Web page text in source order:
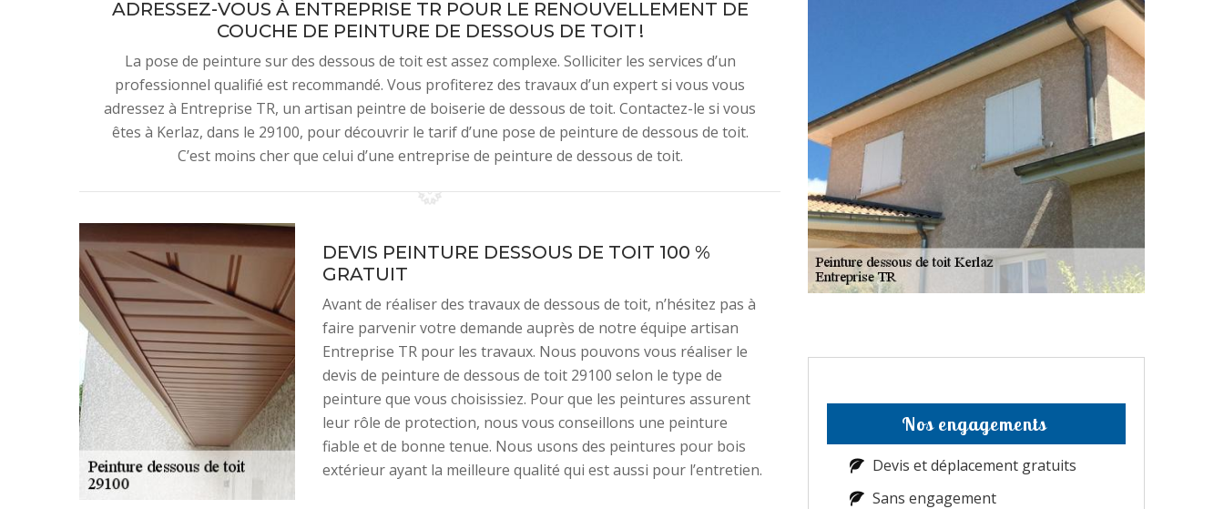
ADRESSEZ-VOUS À ENTREPRISE TR POUR LE RENOUVELLEMENT DE
COUCHE DE PEINTURE DE DESSOUS DE TOIT !
La pose de peinture sur des dessous de toit est assez complexe. Solliciter les services d’un
professionnel qualifié est recommandé. Vous profiterez des travaux d’un expert si vous vous
adressez à Entreprise TR, un artisan peintre de boiserie de dessous de toit. Contactez-le si vous
êtes à Kerlaz, dans le 29100, pour découvrir le tarif d’une pose de peinture de dessous de toit.
C’est moins cher que celui d’une entreprise de peinture de dessous de toit.
DEVIS PEINTURE DESSOUS DE TOIT 100 %
GRATUIT
Avant de réaliser des travaux de dessous de toit, n’hésitez pas à
faire parvenir votre demande auprès de notre équipe artisan
Entreprise TR pour les travaux. Nous pouvons vous réaliser le
devis de peinture de dessous de toit 29100 selon le type de
peinture que vous choisissiez. Pour que les peintures assurent
leur rôle de protection, nous vous conseillons une peinture
fiable et de bonne tenue. Nous usons des peintures pour bois
extérieur ayant la meilleure qualité qui est aussi pour l’entretien.
Nos engagements
Devis et déplacement gratuits
Sans engagement